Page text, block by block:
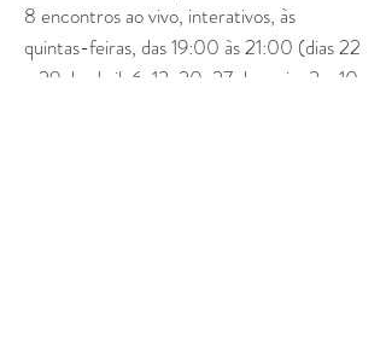
8 encontros ao vivo, interativos, às
quintas-feiras, das 19:00 às 21:00 (dias 22
e 29 de abril, 6, 13, 20, 27 de maio, 3 e 10